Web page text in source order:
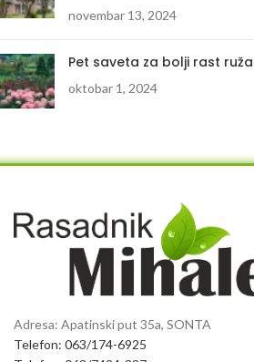
novembar 13, 2024
Pet saveta za bolji rast ruža
oktobar 1, 2024
Adresa: Apatinski put 35a, SONTA
Telefon: 063/174-6925